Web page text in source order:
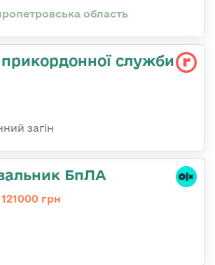
область
прикордонної служби
загін
БпЛА
грн